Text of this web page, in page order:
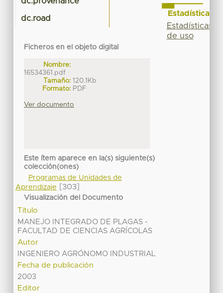
dc.road
Ficheros en el objeto digital
Nombre:
16534361.pdf
Tamaño: 120.1Kb
Formato: PDF
Ver documento
Este ítem aparece en la(s) siguiente(s)
colección(ones)
Programas de Unidades de
Aprendizaje
[303]
Visualización del Documento
Título
MANEJO INTEGRADO DE PLAGAS -
FACULTAD DE CIENCIAS AGRÍCOLAS
Autor
INGENIERO AGRÓNOMO INDUSTRIAL
Fecha de publicación
2003
Editor
Estadísticas
Estadísticas
de uso